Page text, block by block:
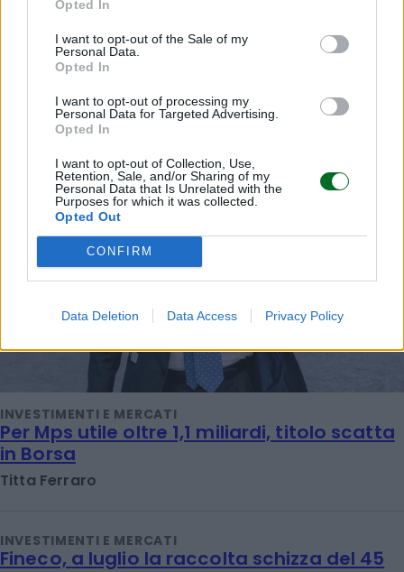
Opted In
I want to opt-out of the Sale of my
Personal Data.
Opted In
I want to opt-out of processing my
Personal Data for Targeted Advertising.
Opted In
I want to opt-out of Collection, Use,
Retention, Sale, and/or Sharing of my
Personal Data that Is Unrelated with the
Purposes for which it was collected.
Opted Out
CONFIRM
Data Deletion Data Access Privacy Policy
INVESTIMENTI E MERCATI
Per Mps utile oltre 1,1 miliardi, titolo scatta
in Borsa
Titta Ferraro
INVESTIMENTI E MERCATI
Fineco, a luglio la raccolta schizza del 45